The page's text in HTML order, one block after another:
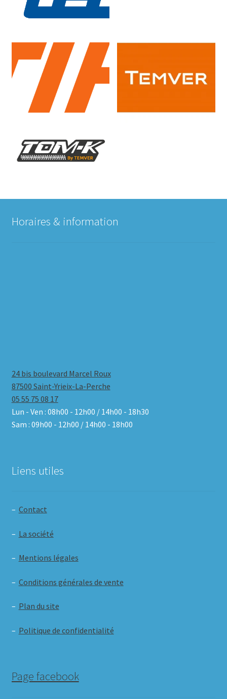
Horaires & information
24 bis boulevard Marcel Roux
87500 Saint-Yrieix-La-Perche
05 55 75 08 17
Lun - Ven : 08h00 - 12h00 / 14h00 - 18h30
Sam : 09h00 - 12h00 / 14h00 - 18h00
Liens utiles
– Contact
– La société
– Mentions légales
– Conditions générales de vente
– Plan du site
– Politique de confidentialité
Page facebook